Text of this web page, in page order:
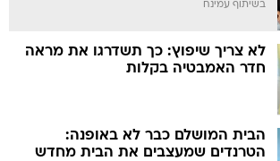
בשיתוף עמינח
לא צריך שיפוץ: כך תשדרגו את מראה
חדר האמבטיה בקלות
הבית המושלם כבר לא באופנה:
הטרנדים שמעצבים את הבית מחדש